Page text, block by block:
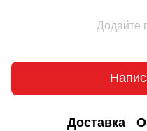
Додайте
Доставка